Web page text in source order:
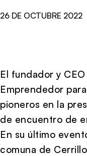
26 DE OCTUBRE 2022
El fundador y
Emprendedor
pioneros en la
de encuentro de
En su último
comuna de